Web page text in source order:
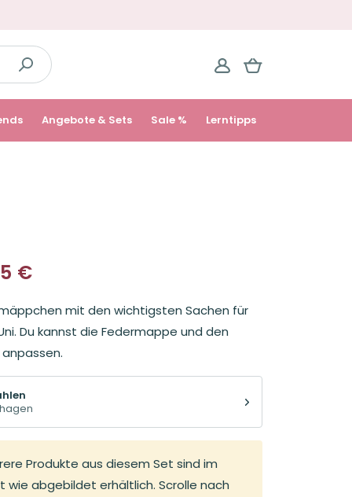
Angebote & Sets Sale % Lerntipps
€
mit den wichtigsten Sachen für
Du kannst die Federmappe und den
Produkte aus diesem Set sind im
wie abgebildet erhältlich. Scrolle nach